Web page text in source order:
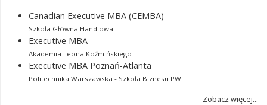
Canadian Executive MBA (CEMBA)
Szkoła Główna Handlowa
Executive MBA
Akademia Leona Koźmińskiego
Executive MBA Poznań-Atlanta
Politechnika Warszawska - Szkoła Biznesu PW
Zobacz więcej...